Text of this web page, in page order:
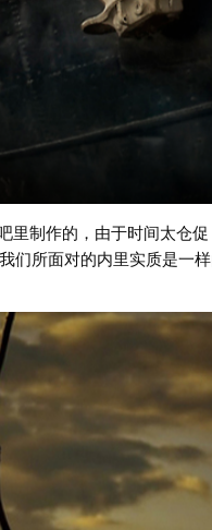
里制作的，由于时间太仓
们所面对的内里实质是一
的座在椅子上听这些歌，
在所有音乐都已经恢复试